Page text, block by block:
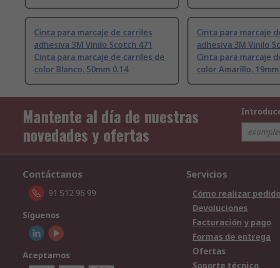
Cinta para marcaje de carriles
adhesiva 3M Vinilo Scotch 471
Cinta para marcaje de carriles de
color Blanco, 50mm 0.14
Cinta para marcaje
adhesiva 3M Vinilo
Cinta para marcaje
color Amarillo,
Mantente al día de nuestras
novedades y ofertas
Contáctanos
91 512 96 99
Síguenos
Aceptamos
Servicios
Cómo realizar
Devoluciones
Facturación y pago
Formas de entrega
Ofertas
Soporte técnico